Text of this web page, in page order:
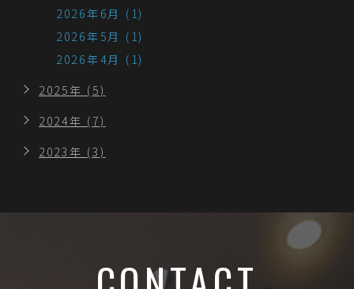
2026年6月 (1)
2026年5月 (1)
2026年4月 (1)
2025年 (5)
2024年 (7)
2023年 (3)